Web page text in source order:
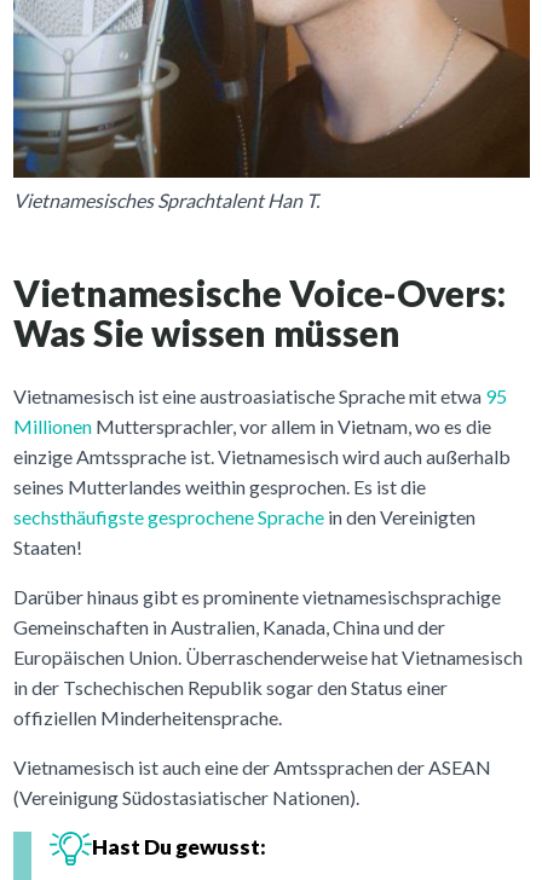
Vietnamesisches Sprachtalent Han T.
Vietnamesische Voice-Overs:
Was Sie wissen müssen
Vietnamesisch ist eine austroasiatische Sprache mit etwa 95
MillionenMuttersprachler, vor allem in Vietnam, wo es die
einzige Amtssprache ist. Vietnamesisch wird auch außerhalb
seines Mutterlandes weithin gesprochen. Es ist die
sechsthäufigste gesprochene Sprachein den Vereinigten
Staaten!
Darüber hinaus gibt es prominente vietnamesischsprachige
Gemeinschaften in Australien, Kanada, China und der
Europäischen Union. Überraschenderweise hat Vietnamesisch
in der Tschechischen Republik sogar den Status einer
offiziellen Minderheitensprache.
Vietnamesisch ist auch eine der Amtssprachen der ASEAN
(Vereinigung Südostasiatischer Nationen).
Hast Du gewusst: